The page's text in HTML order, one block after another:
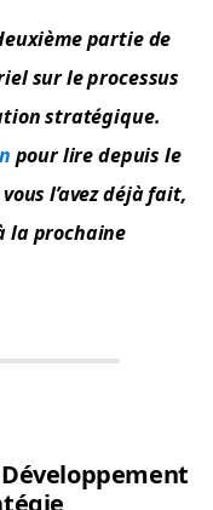
par­tie de
sur le proces­sus
stratégique.
pour lire depuis le
l’avez déjà fait,
la prochaine
Développe­ment